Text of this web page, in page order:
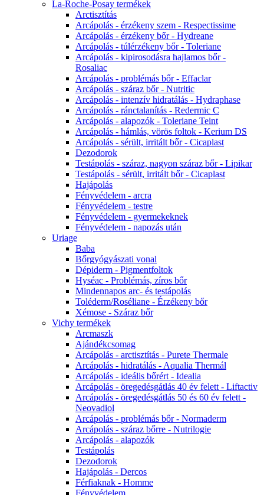
La-Roche-Posay termékek
Arctisztítás
Arcápolás - érzékeny szem - Respectissime
Arcápolás - érzékeny bőr - Hydreane
Arcápolás - túlérzékeny bőr - Toleriane
Arcápolás - kipirosodásra hajlamos bőr -
Rosaliac
Arcápolás - problémás bőr - Effaclar
Arcápolás - száraz bőr - Nutritic
Arcápolás - intenzív hidratálás - Hydraphase
Arcápolás - ránctalanítás - Redermic C
Arcápolás - alapozók - Toleriane Teint
Arcápolás - hámlás, vörös foltok - Kerium DS
Arcápolás - sérült, irritált bőr - Cicaplast
Dezodorok
Testápolás - száraz, nagyon száraz bőr - Lipikar
Testápolás - sérült, irritált bőr - Cicaplast
Hajápolás
Fényvédelem - arcra
Fényvédelem - testre
Fényvédelem - gyermekeknek
Fényvédelem - napozás után
Uriage
Baba
Bőrgyógyászati vonal
Dépiderm - Pigmentfoltok
Hyséac - Problémás, zíros bőr
Mindennapos arc- és testápolás
Toléderm/Roséliane - Érzékeny bőr
Xémose - Száraz bőr
Vichy termékek
Arcmaszk
Ajándékcsomag
Arcápolás - arctisztítás - Purete Thermale
Arcápolás - hidratálás - Aqualia Thermál
Arcápolás - ideális bőrért - Idealia
Arcápolás - öregedésgátlás 40 év felett - Liftactiv
Arcápolás - öregedésgátlás 50 és 60 év felett -
Neovadiol
Arcápolás - problémás bőr - Normaderm
Arcápolás - száraz bőrre - Nutrilogie
Arcápolás - alapozók
Testápolás
Dezodorok
Hajápolás - Dercos
Férfiaknak - Homme
Fényvédelem